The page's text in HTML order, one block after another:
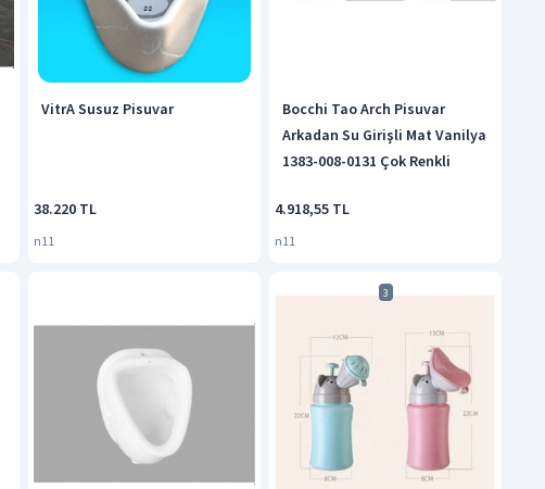
VitrA Susuz Pisuvar
38.220 TL
n11
Bocchi Tao Arch Pisuvar
Arkadan Su Girişli Mat Vanilya
1383-008-0131 Çok Renkli
4.918,55 TL
n11
3